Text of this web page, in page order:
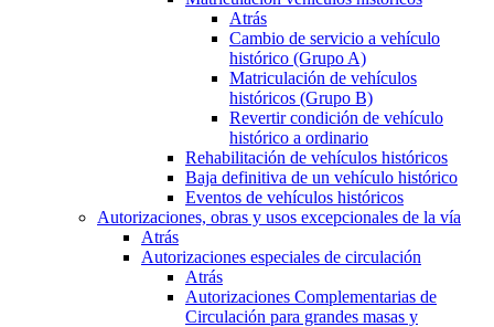
Atrás
Cambio de servicio a vehículo
histórico (Grupo A)
Matriculación de vehículos
históricos (Grupo B)
Revertir condición de vehículo
histórico a ordinario
Rehabilitación de vehículos históricos
Baja definitiva de un vehículo histórico
Eventos de vehículos históricos
Autorizaciones, obras y usos excepcionales de la vía
Atrás
Autorizaciones especiales de circulación
Atrás
Autorizaciones Complementarias de
Circulación para grandes masas y